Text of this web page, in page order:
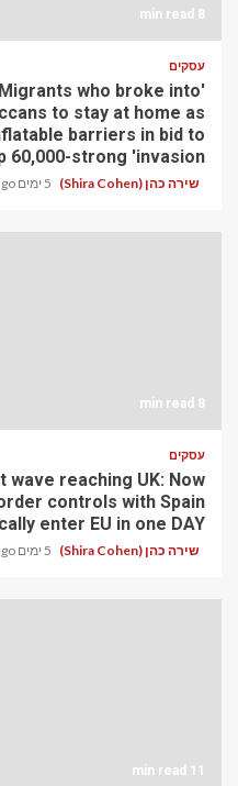
8 min read
עסקים
who broke into
to stay at home as
barriers in bid to
60,000-strong 'invasion'
שירה כהן (Shira Cohen) 5 ימים ago
8 min read
עסקים
wave reaching UK: Now
controls with Spain
enter EU in one DAY
שירה כהן (Shira Cohen) 5 ימים ago
11 min read